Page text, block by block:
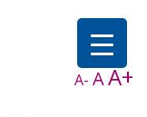
A- AA+